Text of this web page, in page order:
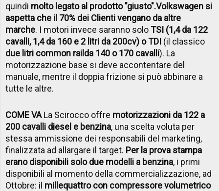
quindi molto legato al prodotto "giusto".Volkswagen si
aspetta che il 70% dei Clienti vengano da altre
marche. I motori invece saranno soloTSI (1,4 da 122
cavalli, 1,4 da 160 e 2 litri da 200cv) o TDI (il classico
due litri common railda 140 o 170 cavalli). La
motorizzazione base si deve accontentare del
manuale, mentre il doppia frizione si può abbinare a
tutte le altre.
COME VALa Scirocco offre motorizzazioni da 122 a
200 cavalli diesel e benzina, una scelta voluta per
stessa ammissione dei responsabili del marketing,
finalizzata ad allargare il target. Per la prova stampa
erano disponibili solo due modelli a benzina, i primi
disponibili al momento della commercializzazione, ad
Ottobre: il millequattro con compressore volumetrico